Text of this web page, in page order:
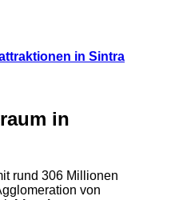
in Sintra
in
rund 306 Millionen
von